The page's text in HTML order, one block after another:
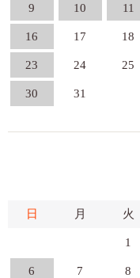
9 10 11
16 17 18
23 24 25
30 31
日 月 火
1
6 7 8